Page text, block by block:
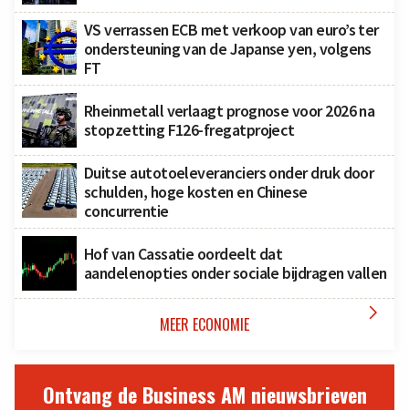
VS verrassen ECB met verkoop van euro’s ter
ondersteuning van de Japanse yen, volgens
FT
Rheinmetall verlaagt prognose voor 2026 na
stopzetting F126-fregatproject
Duitse autotoeleveranciers onder druk door
schulden, hoge kosten en Chinese
concurrentie
Hof van Cassatie oordeelt dat
aandelenopties onder sociale bijdragen vallen
MEER ECONOMIE 
Ontvang de Business AM nieuwsbrieven